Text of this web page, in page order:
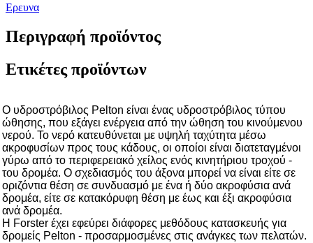
Ερευνα
Περιγραφή προϊόντος
Ετικέτες προϊόντων
Ο υδροστρόβιλος Pelton είναι ένας υδροστρόβιλος τύπου
ώθησης, που εξάγει ενέργεια από την ώθηση του κινούμενου
νερού. Το νερό κατευθύνεται με υψηλή ταχύτητα μέσω
ακροφυσίων προς τους κάδους, οι οποίοι είναι διατεταγμένοι
γύρω από το περιφερειακό χείλος ενός κινητήριου τροχού -
του δρομέα. Ο σχεδιασμός του άξονα μπορεί να είναι είτε σε
οριζόντια θέση σε συνδυασμό με ένα ή δύο ακροφύσια ανά
δρομέα, είτε σε κατακόρυφη θέση με έως και έξι ακροφύσια
ανά δρομέα.
Η Forster έχει εφεύρει διάφορες μεθόδους κατασκευής για
δρομείς Pelton - προσαρμοσμένες στις ανάγκες των πελατών.